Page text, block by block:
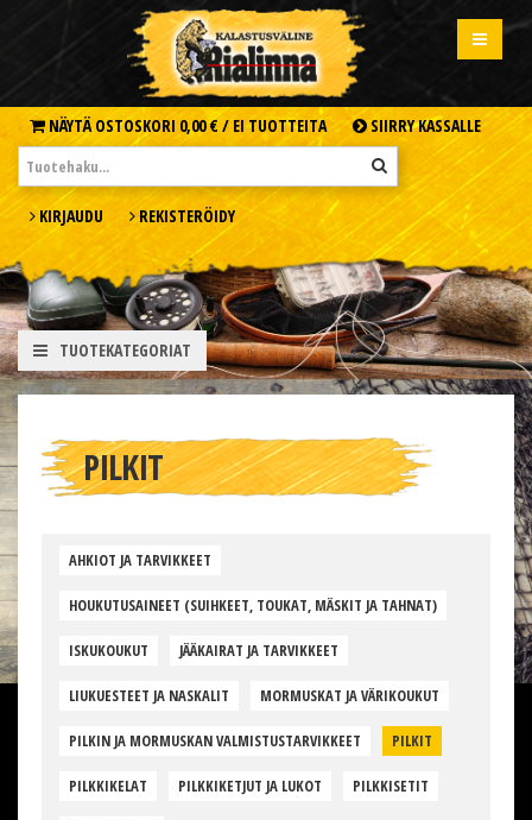
NÄYTÄ OSTOSKORI 0,00 € / EI TUOTTEITA SIIRRY KASSALLE
KIRJAUDU REKISTERÖIDY
TUOTEKATEGORIAT
PILKIT
AHKIOT JA TARVIKKEET
HOUKUTUSAINEET (SUIHKEET, TOUKAT, MÄSKIT JA TAHNAT)
ISKUKOUKUT JÄÄKAIRAT JA TARVIKKEET
LIUKUESTEET JA NASKALIT MORMUSKAT JA VÄRIKOUKUT
PILKIN JA MORMUSKAN VALMISTUSTARVIKKEET PILKIT
PILKKIKELAT PILKKIKETJUT JA LUKOT PILKKISETIT